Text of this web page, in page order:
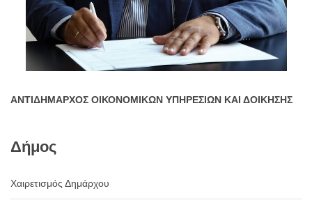
ΑΝΤΙΔΗΜΑΡΧΟΣ ΟΙΚΟΝΟΜΙΚΩΝ ΥΠΗΡΕΣΙΩΝ ΚΑΙ ΔΟΙΚΗΣΗΣ
Δήμος
Χαιρετισμός Δημάρχου